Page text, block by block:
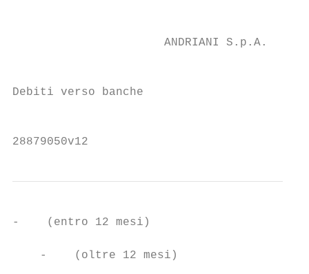
                      ANDRIANI S.p.A.
Debiti verso banche
28879050v12
-    (entro 12 mesi)
-    (oltre 12 mesi)